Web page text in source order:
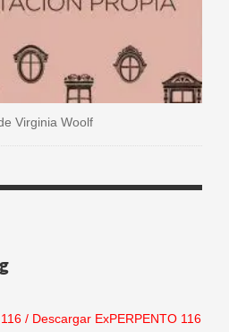
Virginia Woolf
/ Descargar ExPERPENTO 116